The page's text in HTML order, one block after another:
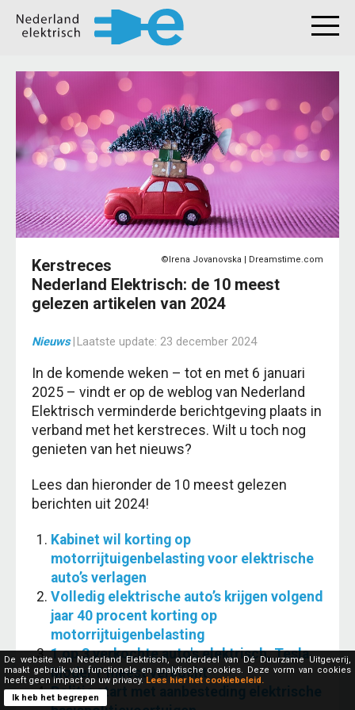
©Irena Jovanovska | Dreamstime.com
Kerstreces
Nederland Elektrisch: de 10 meest
gelezen artikelen van 2024
Nieuws|Laatste update: 23 december 2024
In de komende weken – tot en met 6 januari
2025 – vindt er op de weblog van Nederland
Elektrisch verminderde berichtgeving plaats in
verband met het kerstreces. Wilt u toch nog
genieten van het nieuws?
Lees dan hieronder de 10 meest gelezen
berichten uit 2024!
Kabinet wil korting op
motorrijtuigenbelasting voor elektrische
auto’s verlagen
Volledig elektrische auto’s krijgen volgend
jaar 40 procent korting op
motorrijtuigenbelasting
1 op 3 verkochte auto's elektrisch, Tesla
Model Y meest verkocht
Politie start met aanbesteding elektrische
De website van Nederland Elektrisch, onderdeel van Dé Duurzame Uitgeverij,
maakt gebruik van functionele en analytische cookies. Deze vorm van cookies
heeft geen impact op uw privacy. Lees hier het cookiebeleid.
Ik heb het begrepen